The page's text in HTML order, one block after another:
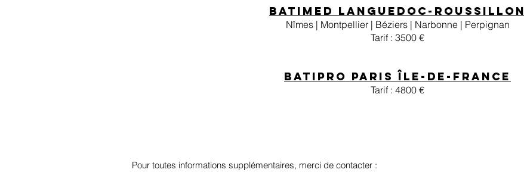
BatiMed Languedoc-Roussillon
Nîmes | Montpellier | Béziers | Narbonne | Perpignan
Tarif : 3500 €
BatiPro parisÎle-de-France
Tarif : 4800 €
Pour toutes informations supplémentaires, merci de contacter :